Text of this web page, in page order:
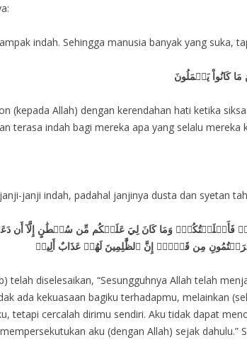
indah. Sehingga manusia banyak yang suka,
كَانُواْ يَعۡمَلُونَ
(kepada Allah) dengan kerendahan hati ketika
terasa indah bagi mereka apa yang selalu mereka
janji indah, padahal janjinya dusta dan syetan
وَمَا كَانَ لِيَ عَلَيۡكُم مِّن سُلۡطَٰنٍ إِلَّآ أَن
مِن قَبۡلُۗ إِنَّ ٱلظَّٰلِمِينَ لَهُمۡ عَذَابٌ أَلِيمٞ
telah diselesaikan, “Sesungguhnya Allah telah
ada kekuasaan bagiku terhadapmu, melainkan
tetapi cercalah dirimu sendiri. Aku tidak dapat
aku (dengan Allah) sejak dahulu.”